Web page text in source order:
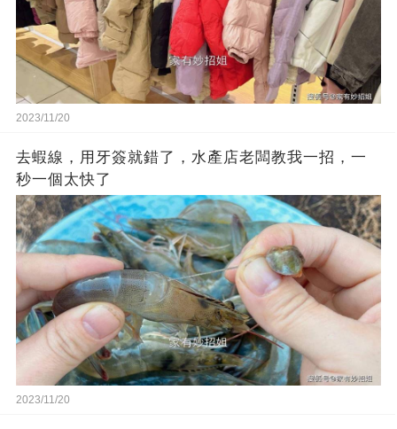
2023/11/20
去蝦線，用牙簽就錯了，水產店老闆教我一招，一
秒一個太快了
2023/11/20